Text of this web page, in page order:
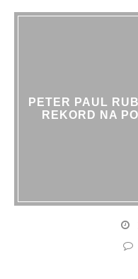
PETER PAUL
REKORD NA